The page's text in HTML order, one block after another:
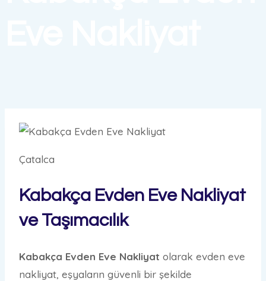
Çatalca
Kabakça Evden Eve Nakliyat
ve Taşımacılık
Kabakça Evden Eve Nakliyat olarak evden eve
nakliyat, eşyaların güvenli bir şekilde